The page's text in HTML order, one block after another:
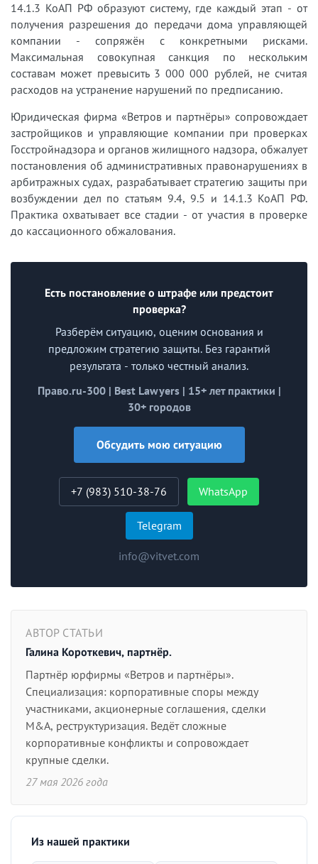
14.1.3 КоАП РФ образуют систему, где каждый этап - от
получения разрешения до передачи дома управляющей
компании - сопряжён с конкретными рисками.
Максимальная совокупная санкция по нескольким
составам может превысить 3 000 000 рублей, не считая
расходов на устранение нарушений по предписанию.
Юридическая фирма «Ветров и партнёры» сопровождает
застройщиков и управляющие компании при проверках
Госстройнадзора и органов жилищного надзора, обжалует
постановления об административных правонарушениях в
арбитражных судах, разрабатывает стратегию защиты при
возбуждении дел по статьям 9.4, 9.5 и 14.1.3 КоАП РФ.
Практика охватывает все стадии - от участия в проверке
до кассационного обжалования.
Есть постановление о штрафе или предстоит
проверка?
Разберём ситуацию, оценим основания и
предложим стратегию защиты. Без гарантий
результата - только честный анализ.
Право.ru-300 | Best Lawyers | 15+ лет практики |
30+ городов
Обсудить мою ситуацию
+7 (983) 510-38-76 WhatsApp
Telegram
info@vitvet.com
АВТОР СТАТЬИ
Галина Короткевич, партнёр.
Партнёр юрфирмы «Ветров и партнёры».
Специализация: корпоративные споры между
участниками, акционерные соглашения, сделки
M&A, реструктуризация. Ведёт сложные
корпоративные конфликты и сопровождает
крупные сделки.
27 мая 2026 года
Из нашей практики